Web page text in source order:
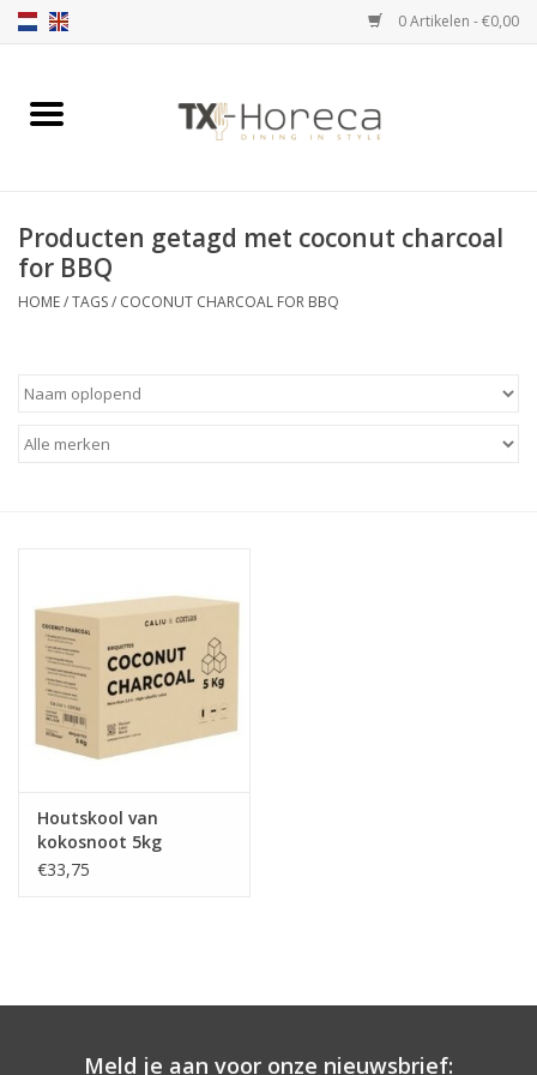
0 Artikelen - €0,00
Home
Catalogi
Merken
Contact
Producten getagd met coconut charcoal
for BBQ
HOME/TAGS/ COCONUT CHARCOAL FOR BBQ
Houtskool van
kokosnoot 5kg
€33,75
Meld je aan voor onze nieuwsbrief: